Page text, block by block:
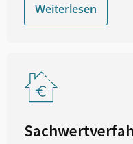
Weiterlesen